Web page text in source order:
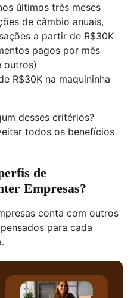
últimos três meses
de câmbio anuais,
a partir de R$30K
pagos por mês
outros)
R$30K na maquininha
desses critérios?
todos os benefícios
de
Empresas?
conta com outros
para cada